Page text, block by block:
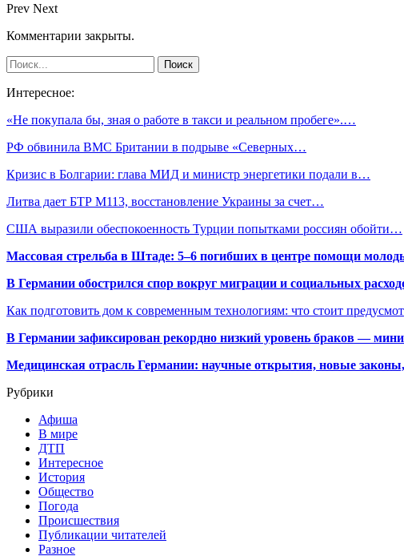
Prev Next
Комментарии закрыты.
Интересное:
«Не покупала бы, зная о работе в такси и реальном пробеге».…
РФ обвинила ВМС Британии в подрыве «Северных…
Кризис в Болгарии: глава МИД и министр энергетики подали в…
Литва дает БТР M113, восстановление Украины за счет…
США выразили обеспокоенность Турции попытками россиян обойти…
Массовая стрельба в Штаде: 5–6 погибших в центре помощи
В Германии обострился спор вокруг миграции и социальных
Как подготовить дом к современным технологиям: что стоит
В Германии зафиксирован рекордно низкий уровень браков —
Медицинская отрасль Германии: научные открытия, новые
Рубрики
Афиша
В мире
ДТП
Интересное
История
Общество
Погода
Происшествия
Публикации читателей
Разное